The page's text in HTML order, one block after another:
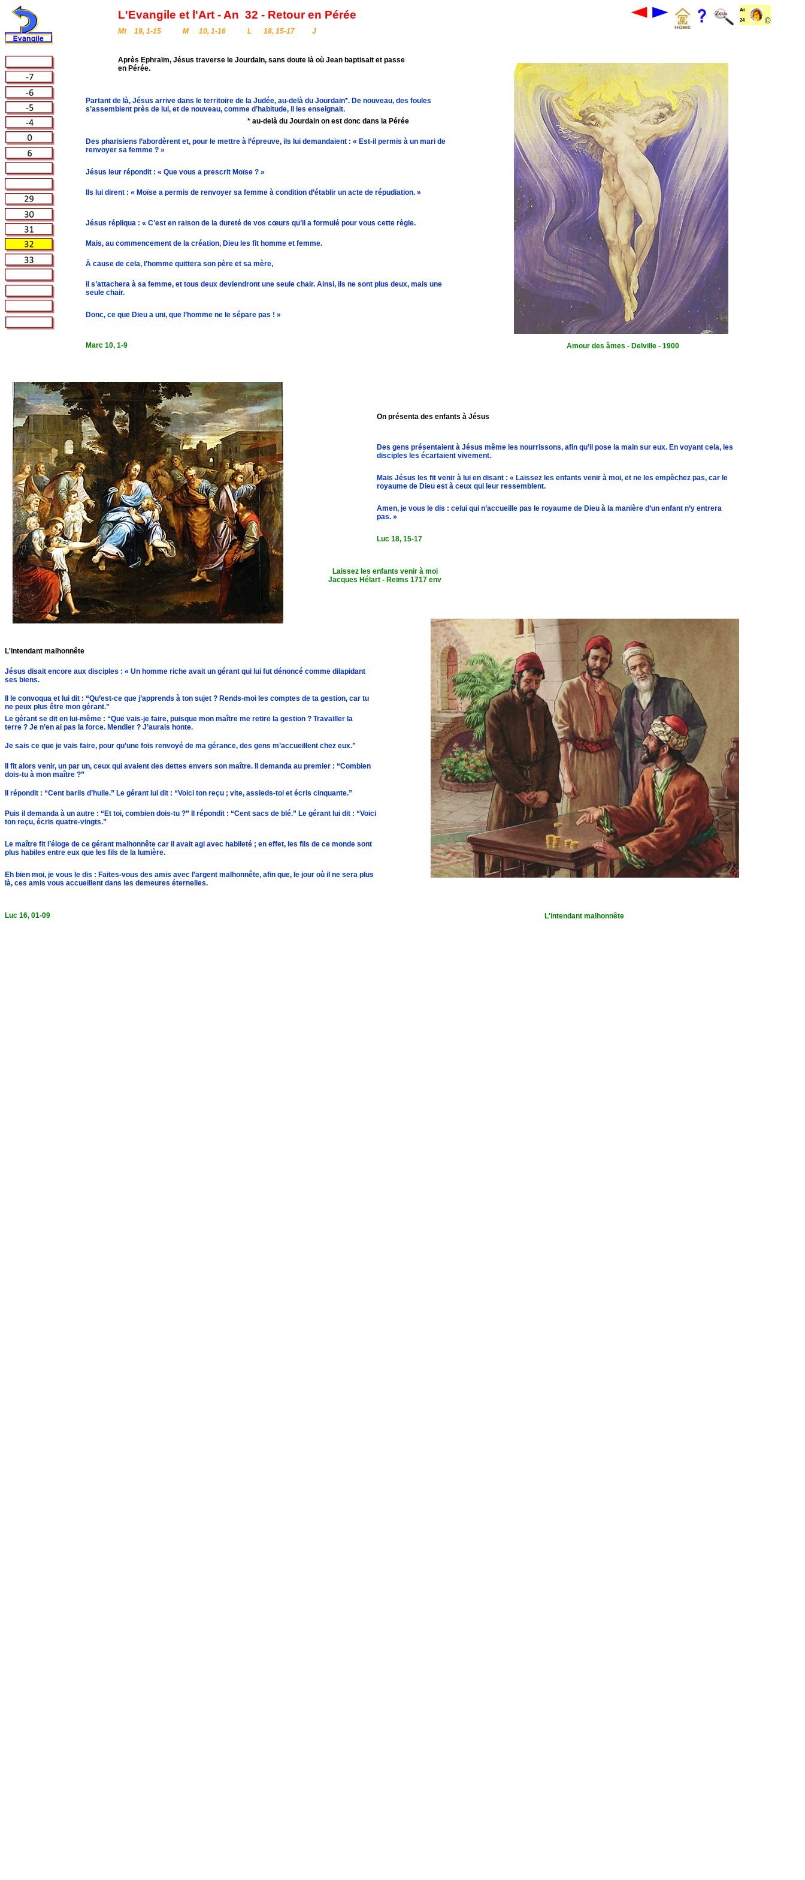
L'Evangile et l'Art - An 32 - Retour en Pérée
At
24
©
Mt 19, 1-15 M 10, 1-16 L 18, 15-17 J
Après Ephraïm, Jésus traverse le Jourdain, sans doute là où Jean baptisait et passe
en Pérée.
Partant de là, Jésus arrive dans le territoire de la Judée, au-delà du Jourdain*. De nouveau, des foules
s’assemblent près de lui, et de nouveau, comme d’habitude, il les enseignait.
* au-delà du Jourdain on est donc dans la Pérée
Des pharisiens l’abordèrent et, pour le mettre à l’épreuve, ils lui demandaient : « Est-il permis à un mari de
renvoyer sa femme ? »
Jésus leur répondit : « Que vous a prescrit Moïse ? »
Ils lui dirent : « Moïse a permis de renvoyer sa femme à condition d’établir un acte de répudiation. »
Jésus répliqua : « C’est en raison de la dureté de vos cœurs qu’il a formulé pour vous cette règle.
Mais, au commencement de la création, Dieu les fit homme et femme.
À cause de cela, l’homme quittera son père et sa mère,
il s’attachera à sa femme, et tous deux deviendront une seule chair. Ainsi, ils ne sont plus deux, mais une
seule chair.
Donc, ce que Dieu a uni, que l’homme ne le sépare pas ! »
Marc 10, 1-9 Amour des âmes - Delville - 1900
On présenta des enfants à Jésus
Des gens présentaient à Jésus même les nourrissons, afin qu’il pose la main sur eux. En voyant cela, les
disciples les écartaient vivement.
Mais Jésus les fit venir à lui en disant : « Laissez les enfants venir à moi, et ne les empêchez pas, car le
royaume de Dieu est à ceux qui leur ressemblent.
Amen, je vous le dis : celui qui n’accueille pas le royaume de Dieu à la manière d’un enfant n’y entrera
pas. »
Luc 18, 15-17
Laissez les enfants venir à moi
Jacques Hélart - Reims 1717 env
L'intendant malhonnête
Jésus disait encore aux disciples : « Un homme riche avait un gérant qui lui fut dénoncé comme dilapidant
ses biens.
Il le convoqua et lui dit : “Qu’est-ce que j’apprends à ton sujet ? Rends-moi les comptes de ta gestion, car tu
ne peux plus être mon gérant.”
Le gérant se dit en lui-même : “Que vais-je faire, puisque mon maître me retire la gestion ? Travailler la
terre ? Je n’en ai pas la force. Mendier ? J’aurais honte.
Je sais ce que je vais faire, pour qu’une fois renvoyé de ma gérance, des gens m’accueillent chez eux.”
Il fit alors venir, un par un, ceux qui avaient des dettes envers son maître. Il demanda au premier : “Combien
dois-tu à mon maître ?”
Il répondit : “Cent barils d’huile.” Le gérant lui dit : “Voici ton reçu ; vite, assieds-toi et écris cinquante.”
Puis il demanda à un autre : “Et toi, combien dois-tu ?” Il répondit : “Cent sacs de blé.” Le gérant lui dit : “Voici
ton reçu, écris quatre-vingts.”
Le maître fit l’éloge de ce gérant malhonnête car il avait agi avec habileté ; en effet, les fils de ce monde sont
plus habiles entre eux que les fils de la lumière.
Eh bien moi, je vous le dis : Faites-vous des amis avec l’argent malhonnête, afin que, le jour où il ne sera plus
là, ces amis vous accueillent dans les demeures éternelles.
Luc 16, 01-09 L'intendant malhonnête